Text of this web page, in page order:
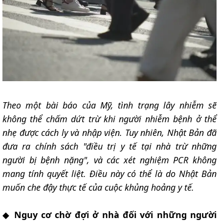
Theo một bài báo của Mỹ, tình trạng lây nhiễm sẽ
không thể chấm dứt trừ khi người nhiễm bệnh ở thể
nhẹ được cách ly và nhập viện. Tuy nhiên, Nhật Bản đã
đưa ra chính sách "điều trị y tế tại nhà trừ những
người bị bệnh nặng", và các xét nghiệm PCR không
mang tính quyết liệt. Điều này có thể là do Nhật Bản
muốn che đậy thực tế của cuộc khủng hoảng y tế.
◆ Nguy cơ chờ đợi ở nhà đối với những người